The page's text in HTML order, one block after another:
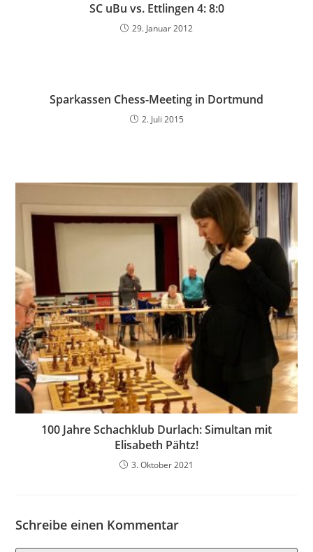
SC uBu vs. Ettlingen 4: 8:0
29. Januar 2012
Sparkassen Chess-Meeting in Dortmund
2. Juli 2015
100 Jahre Schachklub Durlach: Simultan mit
Elisabeth Pähtz!
3. Oktober 2021
Schreibe einen Kommentar